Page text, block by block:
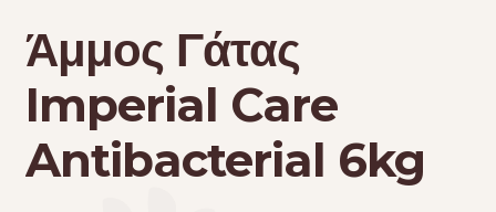
Άμμος Γάτας
Imperial Care
Antibacterial 6kg